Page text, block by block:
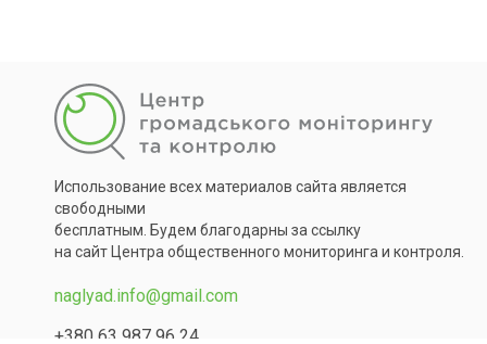
Использование всех материалов сайта является
свободными
бесплатным. Будем благодарны за ссылку
на сайт Центра общественного мониторинга и контроля.
naglyad.info@gmail.com
+380 63 987 96 24